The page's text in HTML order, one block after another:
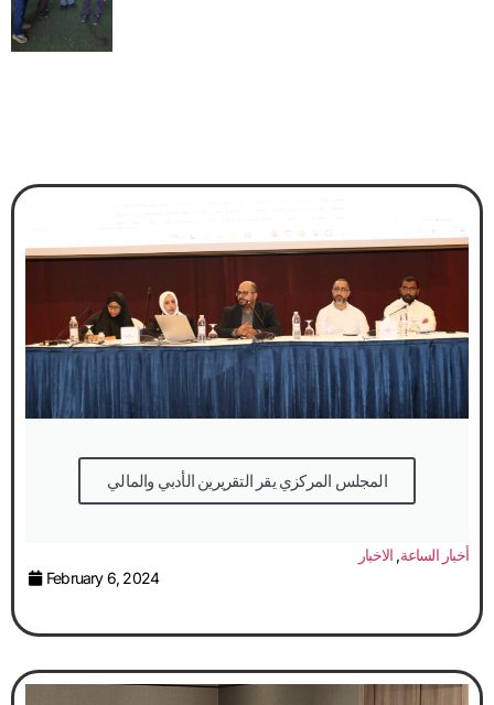
المجلس المركزي يقر التقريرين الأدبي والمالي
أخبار الساعة, الاخبار
February 6, 2024